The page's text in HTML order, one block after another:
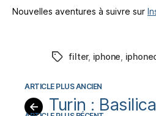
Nouvelles aventures à suivre sur
Étiquettes
filter, iphone
← Turin :